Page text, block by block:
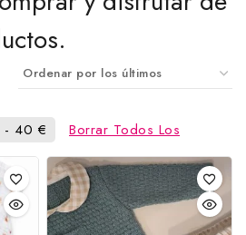
- 40 € Borrar Todos Los